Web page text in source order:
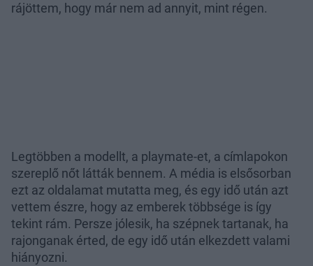
rájöttem, hogy már nem ad annyit, mint régen.
Legtöbben a modellt, a playmate-et, a címlapokon
szereplő nőt látták bennem. A média is elsősorban
ezt az oldalamat mutatta meg, és egy idő után azt
vettem észre, hogy az emberek többsége is így
tekint rám. Persze jólesik, ha szépnek tartanak, ha
rajonganak érted, de egy idő után elkezdett valami
hiányozni.